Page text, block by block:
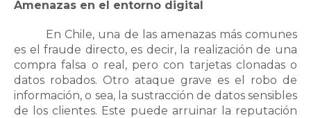
Amenazas en el entorno digital
En Chile, una de las amenazas más comunes
es el fraude directo, es decir, la realización de una
compra falsa o real, pero con tarjetas clonadas o
datos robados. Otro ataque grave es el robo de
información, o sea, la sustracción de datos sensibles
de los clientes. Este puede arruinar la reputación